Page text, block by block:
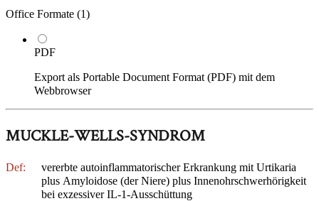
Office Formate (1)
PDF
Export als Portable Document Format (PDF) mit dem
Webbrowser
MUCKLE-WELLS-SYNDROM
Def:
vererbte autoinflammatorischer Erkrankung mit Urtikaria
plus Amyloidose (der Niere) plus Innenohrschwerhörigkeit
bei exzessiver IL-1-Ausschüttung